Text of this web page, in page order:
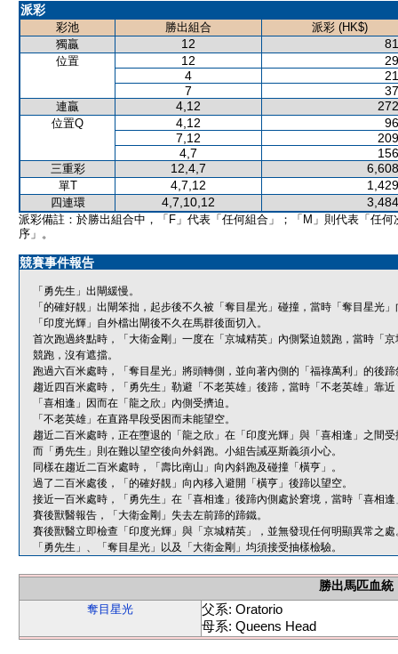
派彩
彩池 勝出組合
派彩 (HK$)
獨贏
12
位置 12
4
7
連贏 4,12
位置Q 4,12
7,12
4,7
三重彩 12,4,7
單T 4,7,12
四連環 4,7,10,12
派彩備註：於勝出組合中，「F」代表「任何組合」；「M」則代表「任何
序」。
競賽事件報告
「勇先生」出閘緩慢。
「的確好靚」出閘笨拙，起步後不久被「奪目星光」碰撞，當時「奪目星光
「印度光輝」自外檔出閘後不久在馬群後面切入。
首次跑過終點時，「大衛金剛」一度在「京城精英」內側緊迫競跑，當時「
競跑，沒有遮擋。
跑過六百米處時，「奪目星光」將頭轉側，並向著內側的「福祿萬利」的後蹄
趨近四百米處時，「勇先生」勒避「不老英雄」後蹄，當時「不老英雄」靠
「喜相逢」因而在「龍之欣」內側受擠迫。
「不老英雄」在直路早段受困而未能望空。
趨近二百米處時，正在墮退的「龍之欣」在「印度光輝」與「喜相逢」之間
而「勇先生」則在難以望空後向外斜跑。小組告誡巫斯義須小心。
同樣在趨近二百米處時，「壽比南山」向內斜跑及碰撞「橫亨」。
過了二百米處後，「的確好靚」向內移入避開「橫亨」後蹄以望空。
接近一百米處時，「勇先生」在「喜相逢」後蹄內側處於窘境，當時「喜相
賽後獸醫報告，「大衛金剛」失去左前蹄的蹄鐵。
賽後獸醫立即檢查「印度光輝」與「京城精英」，並無發現任何明顯異常之處
「勇先生」、「奪目星光」以及「大衛金剛」均須接受抽樣檢驗。
勝出馬匹血統
奪目星光
父系: Oratorio
母系: Queens Head